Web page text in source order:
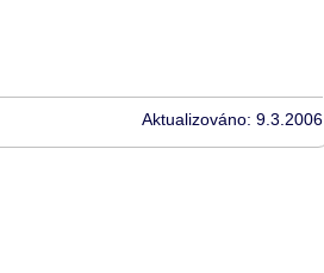
Aktualizováno: 9.3.2006